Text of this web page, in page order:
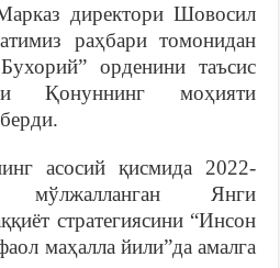
директори Шовосил
раҳбари томонидан
орденини таъсис
Қонуннинг моҳияти
асосий қисмида 2022-
Янги
стратегиясини “Инсон
маҳалла йили”да амалга